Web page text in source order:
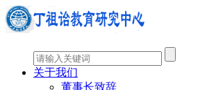
关于我们
董事长致辞